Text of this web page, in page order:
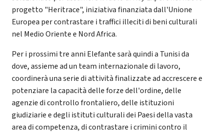
progetto "Heritrace", iniziativa finanziata dall'Unione
Europea per contrastare i traffici illeciti di beni culturali
nel Medio Oriente e Nord Africa.
Per i prossimi tre anni Elefante sarà quindi a Tunisi da
dove, assieme ad un team internazionale di lavoro,
coordinerà una serie di attività finalizzate ad accrescere e
potenziare la capacità delle forze dell'ordine, delle
agenzie di controllo frontaliero, delle istituzioni
giudiziarie e degli istituti culturali dei Paesi della vasta
area di competenza, di contrastare i crimini contro il